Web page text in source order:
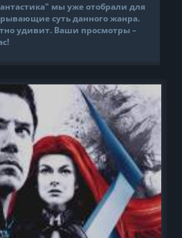
мы уже отобрали для
суть данного жанра.
удивит. Ваши просмотры –